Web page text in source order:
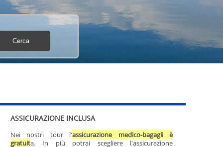
ASSICURAZIONE INCLUSA
Nei nostri tour l'assicurazione medico-bagagli è
gratuita. In più potrai scegliere l'assicurazione